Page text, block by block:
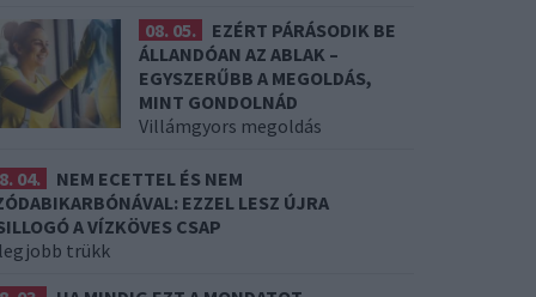
08. 05.
EZÉRT PÁRÁSODIK BE
ÁLLANDÓAN AZ ABLAK –
EGYSZERŰBB A MEGOLDÁS,
MINT GONDOLNÁD
Villámgyors megoldás
04.
NEM ECETTEL ÉS NEM
EZZEL LESZ ÚJRA
A VÍZKÖVES CSAP
trükk